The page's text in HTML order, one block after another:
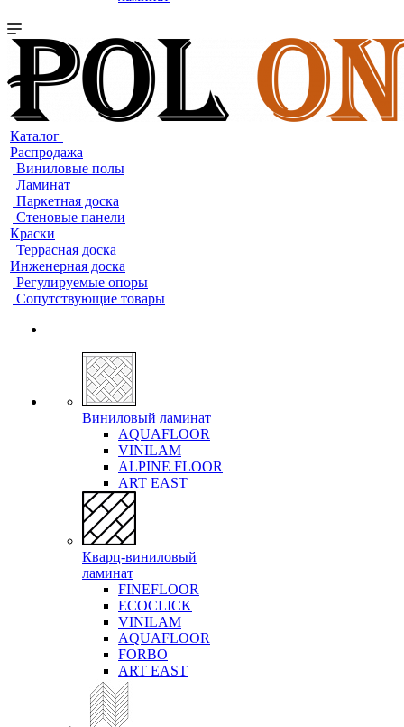
Каталог
Распродажа
Виниловые полы
Ламинат
Паркетная доска
Стеновые панели
Краски
Террасная доска
Инженерная доска
Регулируемые опоры
Сопутствующие товары
Виниловый ламинат
AQUAFLOOR
VINILAM
ALPINE FLOOR
ART EAST
Кварц-виниловый
ламинат
FINEFLOOR
ECOCLICK
VINILAM
AQUAFLOOR
FORBO
ART EAST